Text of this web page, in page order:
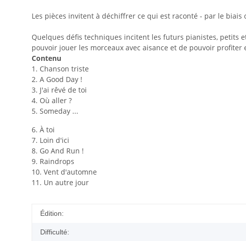
Les pièces invitent à déchiffrer ce qui est raconté - par le
Quelques défis techniques incitent les futurs pianistes, petits
pouvoir jouer les morceaux avec aisance et de pouvoir profiter
Contenu
1. Chanson triste
2. A Good Day !
3. J'ai rêvé de toi
4. Où aller ?
5. Someday ...
6. À toi
7. Loin d'ici
8. Go And Run !
9. Raindrops
10. Vent d'automne
11. Un autre jour
Édition:
Difficulté: